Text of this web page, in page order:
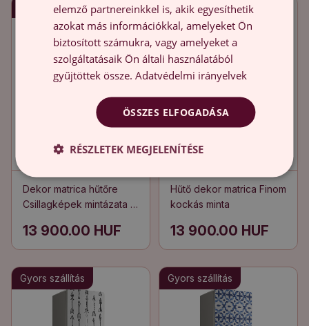
Gyors szállítás
Dekor matrica hűtőre
Csillagképek mintázata a
13 900.00 HUF
Gyors szállítás
Hűtő dekor matrica Finom
kockás minta
13 900.00 HUF
Gyors szállítás Gyors szállítás
elemző partnereinkkel is, akik egyesíthetik
azokat más információkkal, amelyeket Ön
biztosított számukra, vagy amelyeket a
szolgáltatásaik Ön általi használatából
gyűjtöttek össze.Adatvédelmi irányelvek
ÖSSZES ELFOGADÁSA
RÉSZLETEK MEGJELENÍTÉSE